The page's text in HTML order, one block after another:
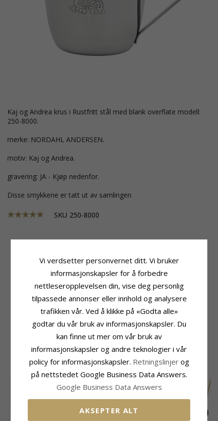
Kaj og Andrea krus i Rustfritt stål med blank overflate modell:
250-8000.
merke: NORDAHL ANDERSEN.
motiv: Kaj og Andrea.
gravering: JA - Kjøp nedenfor.
Disse smykkene er tatt ut av samlingen
SKU 250-8000
Produktinformasjon
Rustfritt Stål
Overflate: Blank
Modell: 250-8000
NORDAHL ANDERSEN
Kaj Og Andrea
Gravering:JA - Kjøp Nedenfor
Størrelse
Leveringstid
Uden Gravering:
5-10 Hverdager
Med Gravering:
Leveringstid 2 Uker
MEST POPULÆRE PRODUKTER I
KATEGORIEN
Vi verdsetter personvernet ditt. Vi bruker
informasjonskapsler for å forbedre
nettleseropplevelsen din, vise deg personlig
tilpassede annonser eller innhold og analysere
trafikken vår. Ved å klikke på «Godta alle»
godtar du vår bruk av informasjonskapsler. Du
kan finne ut mer om vår bruk av
informasjonskapsler og andre teknologier i vår
policy for informasjonskapsler. Retningslinjer og
på nettstedet Google Business Data Answers.
Google Business Data Answers
AKSEPTER ALT